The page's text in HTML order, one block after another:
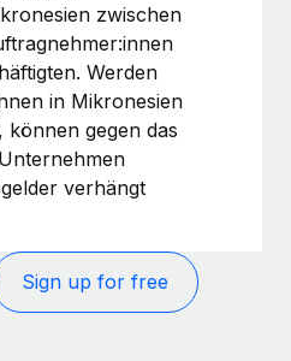
zwischen
Werden
in Mikronesien
können gegen das
verhängt
Sign up for free